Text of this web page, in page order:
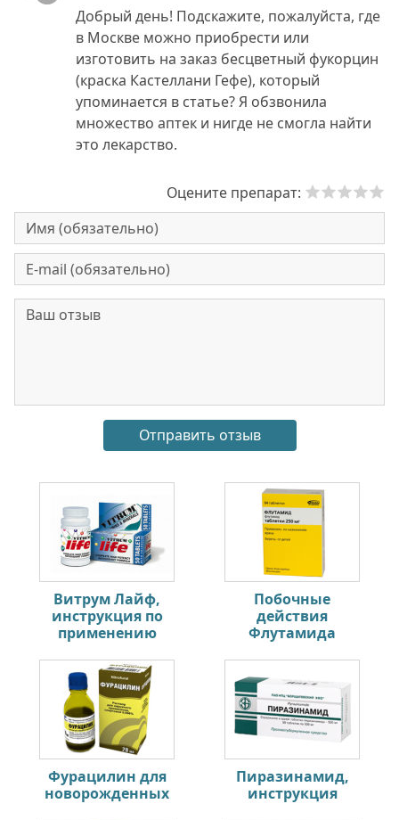
Добрый день! Подскажите, пожалуйста, где
в Москве можно приобрести или
изготовить на заказ бесцветный фукорцин
(краска Кастеллани Гефе), который
упоминается в статье? Я обзвонила
множество аптек и нигде не смогла найти
это лекарство.
Оцените препарат:
Витрум Лайф,
инструкция по
применению
Побочные
действия
Флутамида
Фурацилин для
новорожденных
Пиразинамид,
инструкция